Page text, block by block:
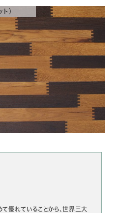
）
優れていることから、世界三大